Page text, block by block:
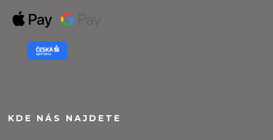
KDE NÁS NAJDETE